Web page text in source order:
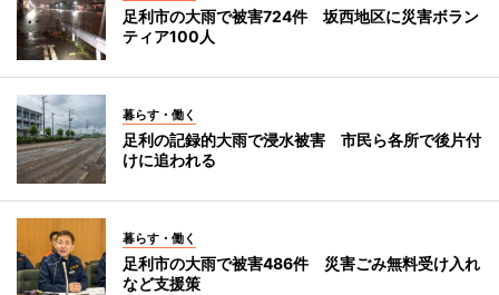
足利市の大雨で被害724件 坂西地区に災害ボラン
ティア100人
暮らす・働く
足利の記録的大雨で浸水被害 市民ら各所で後片付
けに追われる
暮らす・働く
足利市の大雨で被害486件 災害ごみ無料受け入れ
など支援策